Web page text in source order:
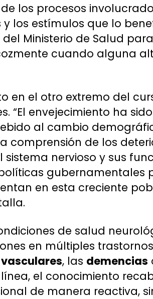
los procesos
los estímulos que lo
Ministerio de Salud
cuando alguna
en el otro extremo del
“El envejecimiento ha
al cambio
comprensión de los
nervioso y sus
gubernamentales
en esta creciente
de salud
en múltiples
, las demencias
línea, el conocimiento
de manera reactiva,